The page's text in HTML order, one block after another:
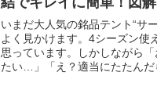
いまだ大人気の銘品テント“サ
よく見かけます。4シーズン使
思っています。しかしながら
たい…」「え？適当にたたん